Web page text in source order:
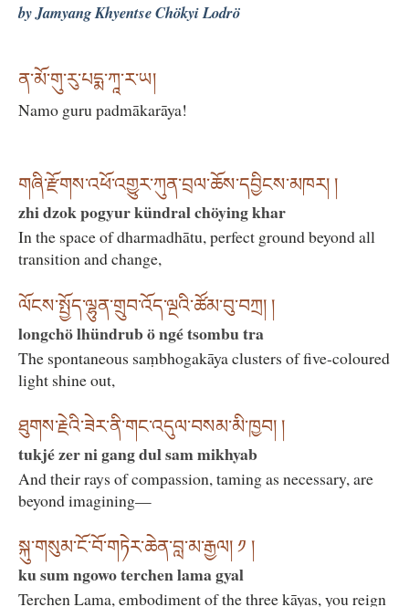
by Jamyang Khyentse Chökyi Lodrö
ན་མོ་གུ་རུ་པདྨ་ཀཱ་ར་ཡ།
Namo guru padmākarāya!
གཞི་རྫོགས་འཕོ་འགྱུར་ཀུན་བྲལ་ཆོས་དབྱིངས་མཁར། །
zhi dzok pogyur kündral chöying khar
In the space of dharmadhātu, perfect ground beyond all
transition and change,
ལོངས་སྤྱོད་ལྷུན་གྲུབ་འོད་ལྔའི་ཚོམ་བུ་བཀྲ། །
longchö lhündrub ö ngé tsombu tra
The spontaneous saṃbhogakāya clusters of five-coloured
light shine out,
ཐུགས་རྗེའི་ཟེར་ནི་གང་འདུལ་བསམ་མི་ཁྱབ། །
tukjé zer ni gang dul sam mikhyab
And their rays of compassion, taming as necessary, are
beyond imagining—
སྐུ་གསུམ་ངོ་བོ་གཏེར་ཆེན་བླ་མ་རྒྱལ། ༡ །
ku sum ngowo terchen lama gyal
Terchen Lama, embodiment of the three kāyas, you reign